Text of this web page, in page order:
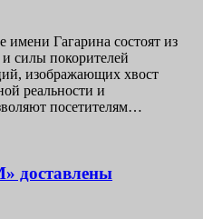
имени Гагарина состоят из
и силы покорителей
изображающих хвост
реальности и
посетителям…
доставлены